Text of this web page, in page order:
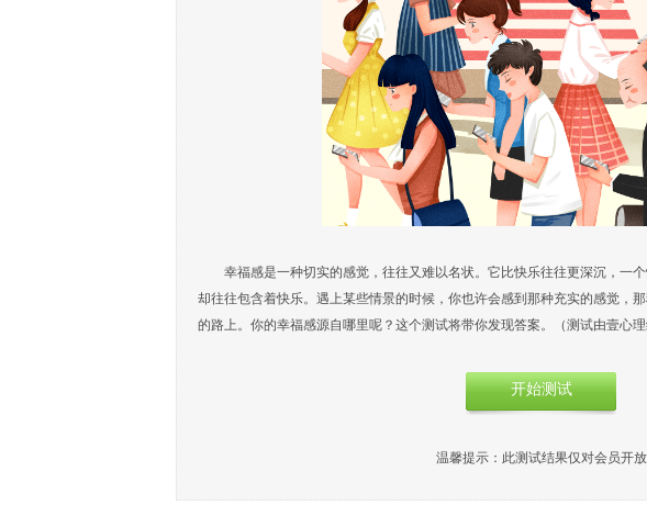
幸福感是一种切实的感觉，往往又难以名状。它比快乐往往更深沉，一
却往往包含着快乐。遇上某些情景的时候，你也许会感到那种充实的感觉，
的路上。你的幸福感源自哪里呢？这个测试将带你发现答案。（测试由壹心
开始测试
温馨提示：此测试结果仅对会员开放